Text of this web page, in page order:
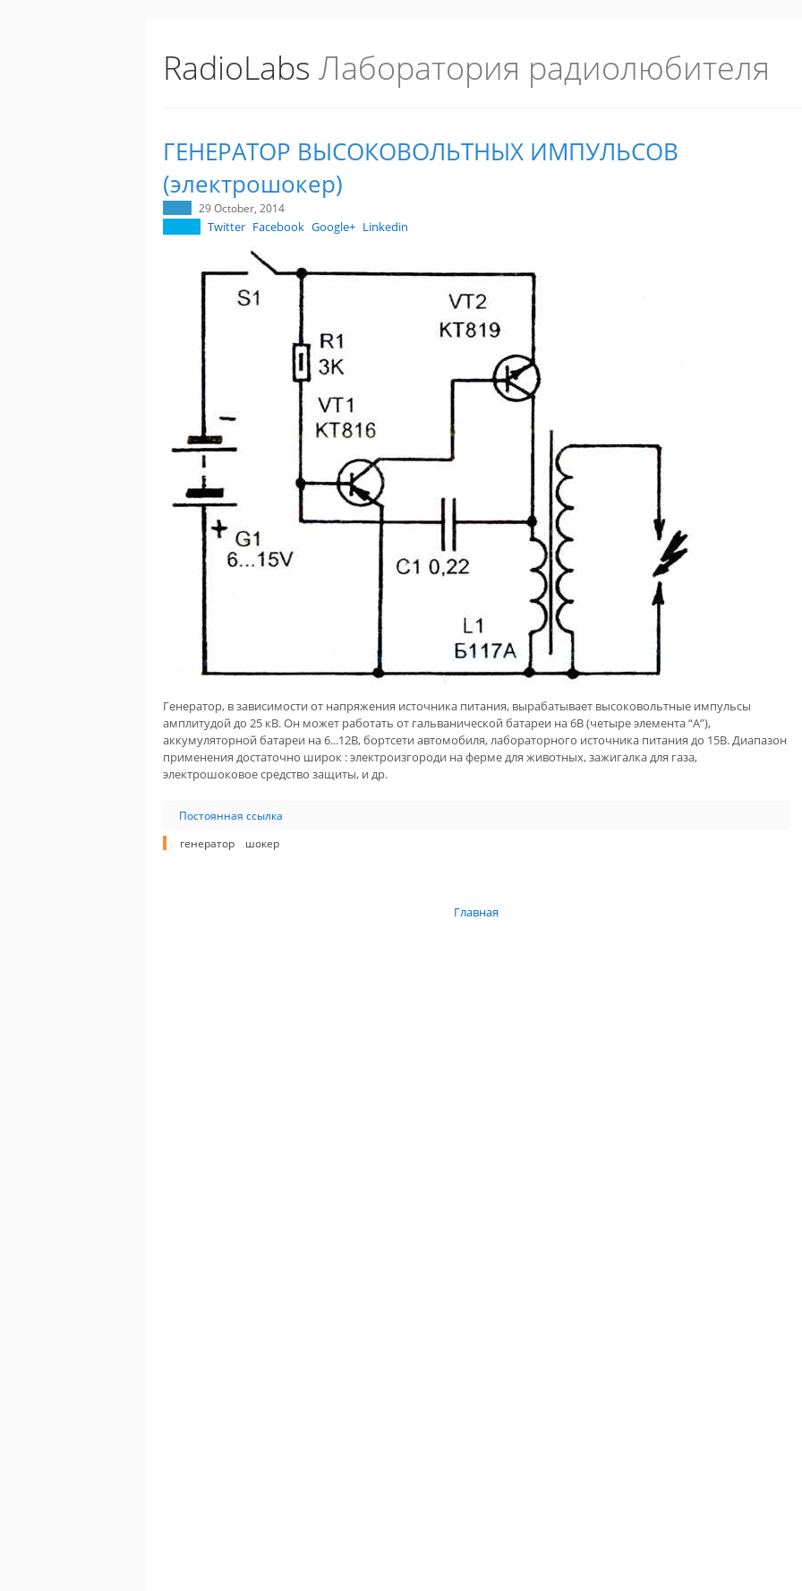
RadioLabs Лаборатория радиолюбителя
ГЕНЕРАТОР ВЫСОКОВОЛЬТНЫХ ИМПУЛЬСОВ
(электрошокер)
29 October, 2014
Twitter Facebook Google+ Linkedin
Генератор, в зависимости от напряжения источника питания, вырабатывает высоковольтные импульсы
амплитудой до 25 кВ. Он может работать от гальванической батареи на 6В (четыре элемента “А”),
аккумуляторной батареи на 6...12В, бортсети автомобиля, лабораторного источника питания до 15В. Диапазон
применения достаточно широк : электроизгороди на ферме для животных, зажигалка для газа,
электрошоковое средство защиты, и др.
Постоянная ссылка
генератор
шокер
Главная